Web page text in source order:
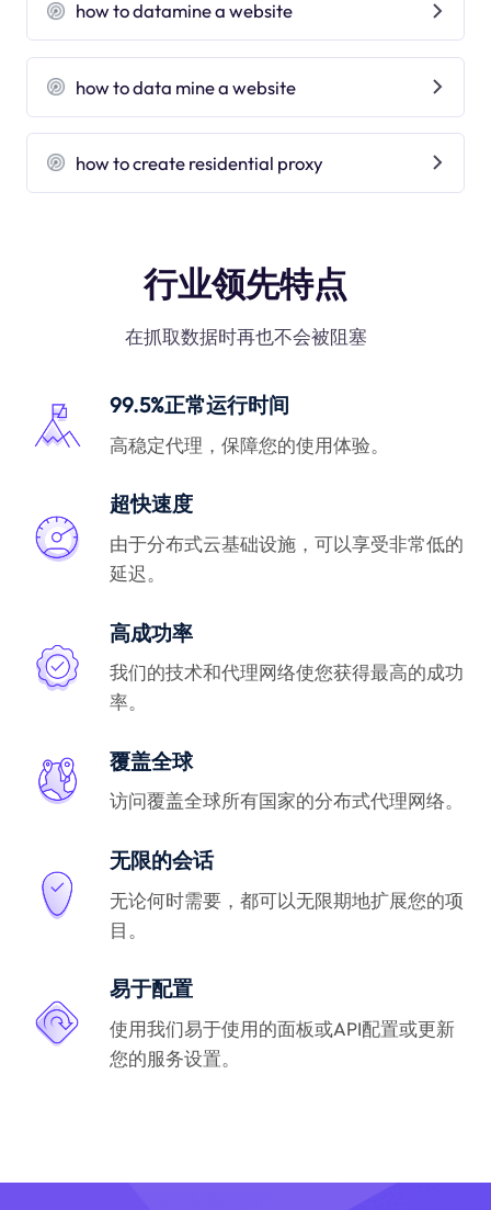
how to datamine a website
how to data mine a website
how to create residential proxy
行业领先特点
在抓取数据时再也不会被阻塞
99.5%正常运行时间
高稳定代理，保障您的使用体验。
超快速度
由于分布式云基础设施，可以享受非常低的
延迟。
高成功率
我们的技术和代理网络使您获得最高的成功
率。
覆盖全球
访问覆盖全球所有国家的分布式代理网络。
无限的会话
无论何时需要，都可以无限期地扩展您的项
目。
易于配置
使用我们易于使用的面板或API配置或更新
您的服务设置。